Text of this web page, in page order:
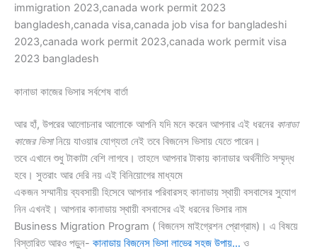
immigration 2023,canada work permit 2023
bangladesh,canada visa,canada job visa for bangladeshi
2023,canada work permit 2023,canada work permit visa
2023 bangladesh
কানাডা কাজের ভিসার সর্বশেষ বার্তা
আর হাঁ, উপরের আলোচনার আলোকে আপনি যদি মনে করেন আপনার এই ধরনের কানাডা
কাজের ভিসানিয়ে যাওয়ার যোগ্যতা নেই তবে বিজনেস ভিসায় যেতে পারেন।
তবে এখানে শুধু টাকাটা বেশি লাগবে। তাহলে আপনার টাকায় কানাডার অর্থনীতি সম্মৃদ্ধ
হবে। সুতরাং আর দেরি নয় এই বিনিয়োগের মাধ্যমে
একজন সম্মানীয় ব্যবসায়ী হিসেবে আপনার পরিবারসহ কানাডায় স্থায়ী বসবাসের সুযোগ
নিন এখনই। আপনার কানাডায় স্থায়ী বসবাসের এই ধরনের ভিসার নাম
Business Migration Program ( বিজনেস মাইগ্রেশন প্রোগ্রাম)। এ বিষয়ে
বিস্তারিত আরও পড়ুন- কানাডায় বিজনেস ভিসা লাভের সহজ উপায়… ও